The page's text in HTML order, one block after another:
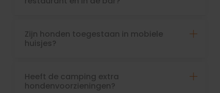
Zijn honden toegestaan in mobiele
huisjes?
Heeft de camping extra
hondenvoorzieningen?